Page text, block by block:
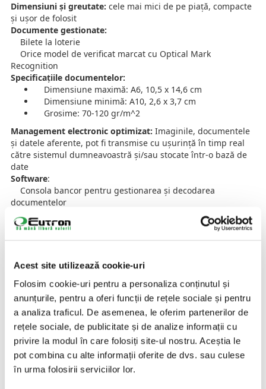
Acest site utilizează cookie-uri
Folosim cookie-uri pentru a personaliza conținutul și
anunțurile, pentru a oferi funcții de rețele sociale și pentru
a analiza traficul. De asemenea, le oferim partenerilor de
rețele sociale, de publicitate și de analize informații cu
privire la modul în care folosiți site-ul nostru. Aceștia le
pot combina cu alte informații oferite de dvs. sau culese
în urma folosirii serviciilor lor.
Dimensiuni și greutate: cele mai mici de pe piață, compacte
și ușor de folosit
Documente gestionate:
Bilete la loterie
Orice model de verificat marcat cu Optical Mark
Recognition
Specificațiile documentelor:
Dimensiune maximă: A6, 10,5 x 14,6 cm
Dimensiune minimă: A10, 2,6 x 3,7 cm
Grosime: 70-120 gr/m^2
Management electronic optimizat:Imaginile, documentele
și datele aferente, pot fi transmise cu ușurință în timp real
către sistemul dumneavoastră și/sau stocate într-o bază de
date
Software:
Consola bancor pentru gestionarea și decodarea
documentelor
bancor OMR pentru a recunoaște diferite tipuri de mărci
și semne în celule
funcție de decodificarea datelor.
Rezoluție: Tonuri de gri: 256 de niveluri, până la 200
dpi
Format imagine: Tiff (G3,G4), Jpeg, Bmp și Pdf
Autocrop: eliminarea automată a marginilor
Aliniere automată: rotație automată
Specificații tehnice:
Viteză de scanare: 1 secundă per document
(alb/negru sau tonuri de gri la 200 dpi)